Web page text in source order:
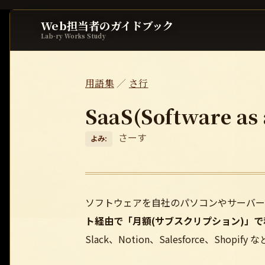
Web担当者のガイドブック
Lab-ry Works Study
用語集／ さ行
SaaS(Software
よみ: さーす
ソフトウェアを自社のパソコンやサーバ
ト経由で「月額(サブスクリプション)」
Slack、Notion、Salesforce、Shopify な